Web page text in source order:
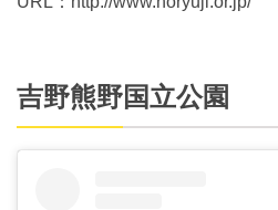
吉野熊野国立公園